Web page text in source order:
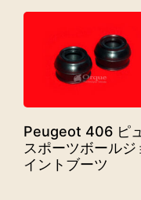
Peugeot 406 ピ
スポーツボールジ
イントブーツ